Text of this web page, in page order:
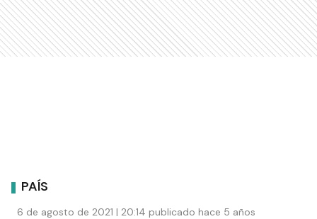
PAÍS
6 de agosto de 2021 | 20:14 publicado hace 5 años